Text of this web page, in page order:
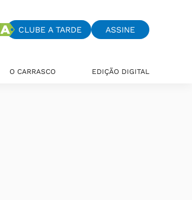
CLUBE A TARDE ASSINE
O CARRASCO EDIÇÃO DIGITAL